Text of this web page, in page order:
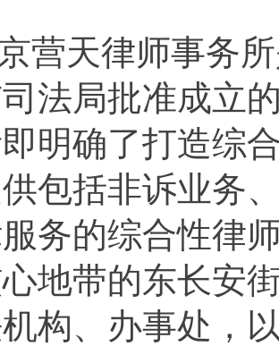
营天律师事务
法局批准成立
明确了打造综
包括非诉业务
务的综合性律
地带的东长安
构、办事处，